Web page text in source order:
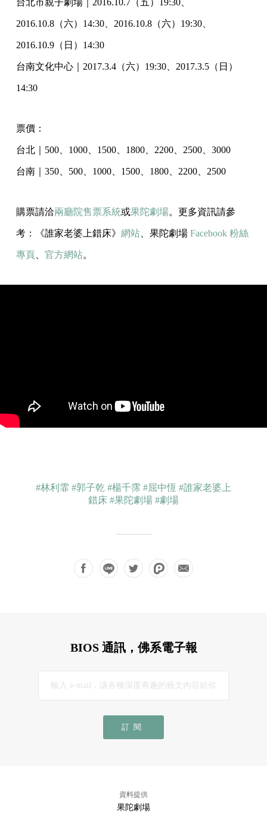
台北市親子劇場｜2016.10.7（五）19:30、
2016.10.8（六）14:30、2016.10.8（六）19:30、
2016.10.9（日）14:30
台南文化中心｜2017.3.4（六）19:30、2017.3.5（日）
14:30
票價：
台北｜500、1000、1500、1800、2200、2500、3000
台南｜350、500、1000、1500、1800、2200、2500
購票請洽兩廳院售票系統或果陀劇場。更多資訊請參
考：《誰家老婆上錯床》 網站 、果陀劇場 Facebook 粉絲
專頁 官方網站。
#林利霏 #郭子乾 #楊千霈 #屈中恆 #誰家老婆上
錯床 #果陀劇場 #劇場
BIOS 通訊，佛系電子報
訂閱
資料提供
果陀劇場